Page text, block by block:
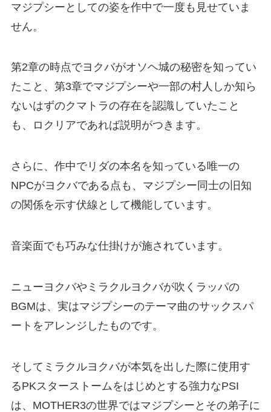
マジプシーとしての姿を作中で一度も見せていま
せん。
第2章の時点でヨクバがオソヘ城の秘密を知ってい
たこと、第3章でマジプシーや一部の村人しか知ら
ないはずのクマトラの存在を認識していたこと
も、ロクリアであれば説明がつきます。
さらに、作中でリダの本名を知っている唯一の
NPCがヨクバである点も、マジプシー同士の旧知
の関係を示す伏線として機能しています。
音楽面でも巧みな仕掛けが施されています。
ニューヨクバやミラクルヨクバが吹くラッパの
BGMは、実はマジプシーのテーマ曲のサックスパ
ートをアレンジしたものです。
そしてミラクルヨクバが本気を出した際に使用す
るPKスターストームをはじめとする強力なPSI
は、MOTHER3の世界ではマジプシーとその弟子に